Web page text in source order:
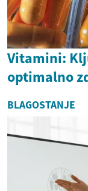
Vitamini:
optimalno
BLAGOSTANJE